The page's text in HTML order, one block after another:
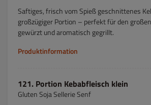
Saftiges, frisch vom Spieß geschnittenes
großzügiger Portion – perfekt für den
gewürzt und aromatisch gegrillt.
Produktinformation
121. Portion Kebabfleisch klein
Gluten Soja Sellerie Senf